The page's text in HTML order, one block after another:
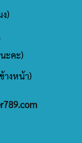
)
ะคะ)
างหน้า)